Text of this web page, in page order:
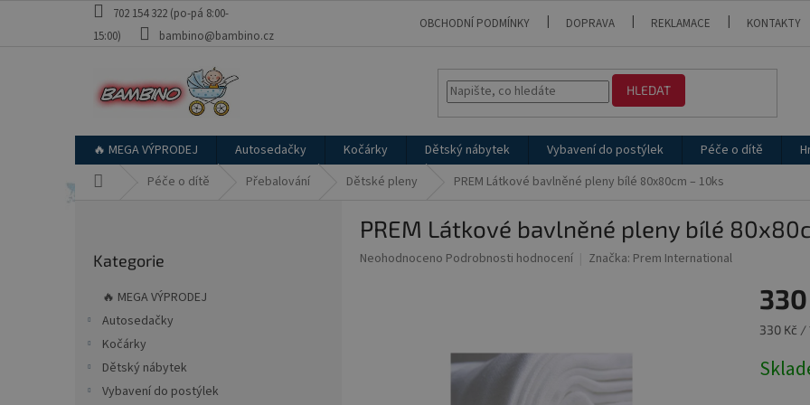
702 154 322 (po-pá 8:00-
15:00)
bambino@bambino.cz
OBCHODNÍ PODMÍNKY DOPRAVA REKLAMACE KONTAKTY
HLEDAT
🔥 MEGA VÝPRODEJ Autosedačky Kočárky Dětský nábytek Vybavení do postýlek Péče o dítě
Péče o dítě Přebalování Dětské pleny PREM Látkové bavlněné pleny bílé 80x80cm – 10ks
kategorie
Kategorie
🔥 MEGA VÝPRODEJ
Autosedačky
Kočárky
Dětský nábytek
Vybavení do postýlek
PREM Látkové bavlněné pleny bílé
Průměrné
Neohodnoceno Podrobnosti hodnocení Značka: Prem International
Měrná
330 Kč /